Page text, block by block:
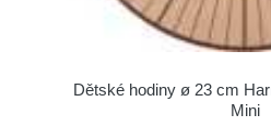
Dětské hodiny ø 23 cm
Mini